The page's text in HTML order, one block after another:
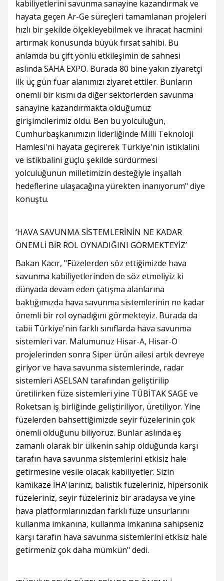
kabiliyetlerini savunma sanayine kazandırmak ve
hayata geçen Ar-Ge süreçleri tamamlanan projeleri
hızlı bir şekilde ölçekleyebilmek ve ihracat hacmini
artırmak konusunda büyük fırsat sahibi. Bu
anlamda bu çift yönlü etkileşimin de sahnesi
aslında SAHA EXPO. Burada 80 bine yakın ziyaretçi
ilk üç gün fuar alanımızı ziyaret ettiler. Bunların
önemli bir kısmı da diğer sektörlerden savunma
sanayine kazandırmakta olduğumuz
girişimcilerimiz oldu. Ben bu yolculuğun,
Cumhurbaşkanımızın liderliğinde Milli Teknoloji
Hamlesi'ni hayata geçirerek Türkiye'nin istiklalini
ve istikbalini güçlü şekilde sürdürmesi
yolculuğunun milletimizin desteğiyle inşallah
hedeflerine ulaşacağına yürekten inanıyorum" diye
konuştu.
‘HAVA SAVUNMA SİSTEMLERİNİN NE KADAR
ÖNEMLİ BİR ROL OYNADIĞINI GÖRMEKTEYİZ’
Bakan Kacır, "Füzelerden söz ettiğimizde hava
savunma kabiliyetlerinden de söz etmeliyiz ki
dünyada devam eden çatışma alanlarına
baktığımızda hava savunma sistemlerinin ne kadar
önemli bir rol oynadığını görmekteyiz. Burada da
tabii Türkiye'nin farklı sınıflarda hava savunma
sistemleri var. Malumunuz Hisar-A, Hisar-O
projelerinden sonra Siper ürün ailesi artık devreye
giriyor ve hava savunma sistemlerinde, radar
sistemleri ASELSAN tarafından geliştirilip
üretilirken füze sistemleri yine TÜBİTAK SAGE ve
Roketsan iş birliğinde geliştiriliyor, üretiliyor. Yine
füzelerden bahsettiğimizde seyir füzelerinin çok
önemli olduğunu biliyoruz. Bunlar aslında eş
zamanlı olarak bir ülkenin sahip olduğunda karşı
tarafın hava savunma sistemlerini etkisiz hale
getirmesine vesile olacak kabiliyetler. Sizin
kamikaze İHA'larınız, balistik füzeleriniz, hipersonik
füzeleriniz, seyir füzeleriniz bir aradaysa ve yine
hava platformlarınızdan farklı füze unsurlarını
kullanma imkanına, kullanma imkanına sahipseniz
karşı tarafın hava savunma sistemlerini etkisiz hale
getirmeniz çok daha mümkün" dedi.